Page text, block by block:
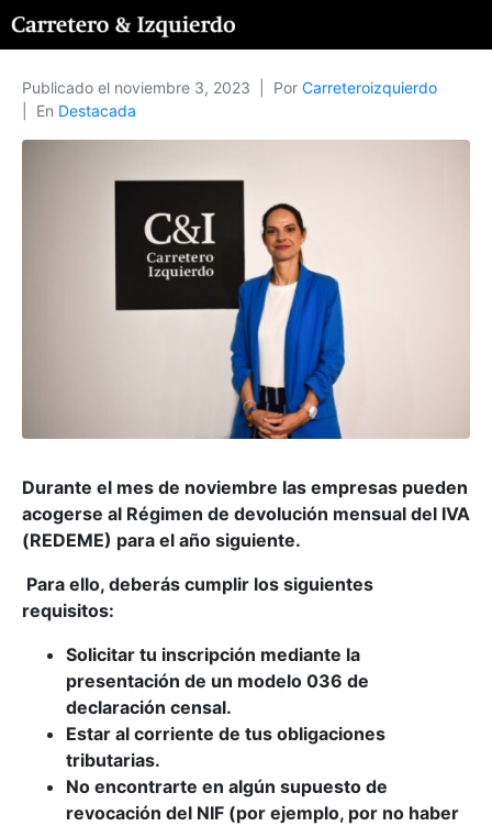
Publicado el noviembre 3, 2023 Por Carreteroizquierdo
En Destacada
Durante el mes de noviembre las empresas pueden
acogerse al Régimen de devolución mensual del IVA
(REDEME) para el año siguiente.
Para ello, deberás cumplir los siguientes
requisitos:
Solicitar tu inscripción mediante la
presentación de un modelo 036 de
declaración censal.
Estar al corriente de tus obligaciones
tributarias.
No encontrarte en algún supuesto de
revocación del NIF (por ejemplo, por no haber